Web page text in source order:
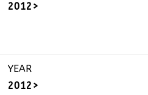
2012>
YEAR
2012>